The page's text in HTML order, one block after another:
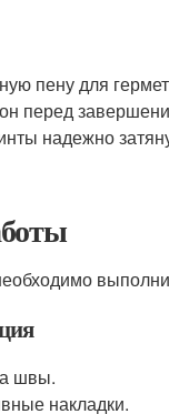
пену для
перед
надежно
швы.
накладки.